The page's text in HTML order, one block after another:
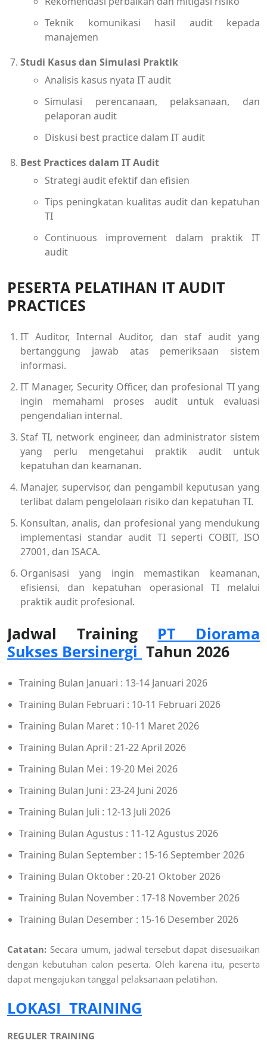
Teknik komunikasi hasil audit kepada
manajemen
Studi Kasus dan Simulasi Praktik
Analisis kasus nyata IT audit
Simulasi perencanaan, pelaksanaan, dan
pelaporan audit
Diskusi best practice dalam IT audit
Best Practices dalam IT Audit
Strategi audit efektif dan efisien
Tips peningkatan kualitas audit dan kepatuhan
TI
Continuous improvement dalam praktik IT
audit
PESERTA PELATIHAN IT AUDIT
PRACTICES
IT Auditor, Internal Auditor, dan staf audit yang
bertanggung jawab atas pemeriksaan sistem
informasi.
IT Manager, Security Officer, dan profesional TI yang
ingin memahami proses audit untuk evaluasi
pengendalian internal.
Staf TI, network engineer, dan administrator sistem
yang perlu mengetahui praktik audit untuk
kepatuhan dan keamanan.
Manajer, supervisor, dan pengambil keputusan yang
terlibat dalam pengelolaan risiko dan kepatuhan TI.
Konsultan, analis, dan profesional yang mendukung
implementasi standar audit TI seperti COBIT, ISO
27001, dan ISACA.
Organisasi yang ingin memastikan keamanan,
efisiensi, dan kepatuhan operasional TI melalui
praktik audit profesional.
Jadwal Training PT Diorama
Sukses Bersinergi Tahun 2026
Training Bulan Januari : 13-14 Januari 2026
Training Bulan Februari : 10-11 Februari 2026
Training Bulan Maret : 10-11 Maret 2026
Training Bulan April : 21-22 April 2026
Training Bulan Mei : 19-20 Mei 2026
Training Bulan Juni : 23-24 Juni 2026
Training Bulan Juli : 12-13 Juli 2026
Training Bulan Agustus : 11-12 Agustus 2026
Training Bulan September : 15-16 September 2026
Training Bulan Oktober : 20-21 Oktober 2026
Training Bulan November : 17-18 November 2026
Training Bulan Desember : 15-16 Desember 2026
Catatan: Secara umum, jadwal tersebut dapat disesuaikan
dengan kebutuhan calon peserta. Oleh karena itu, peserta
dapat mengajukan tanggal pelaksanaan pelatihan.
LOKASI TRAINING
REGULER TRAINING